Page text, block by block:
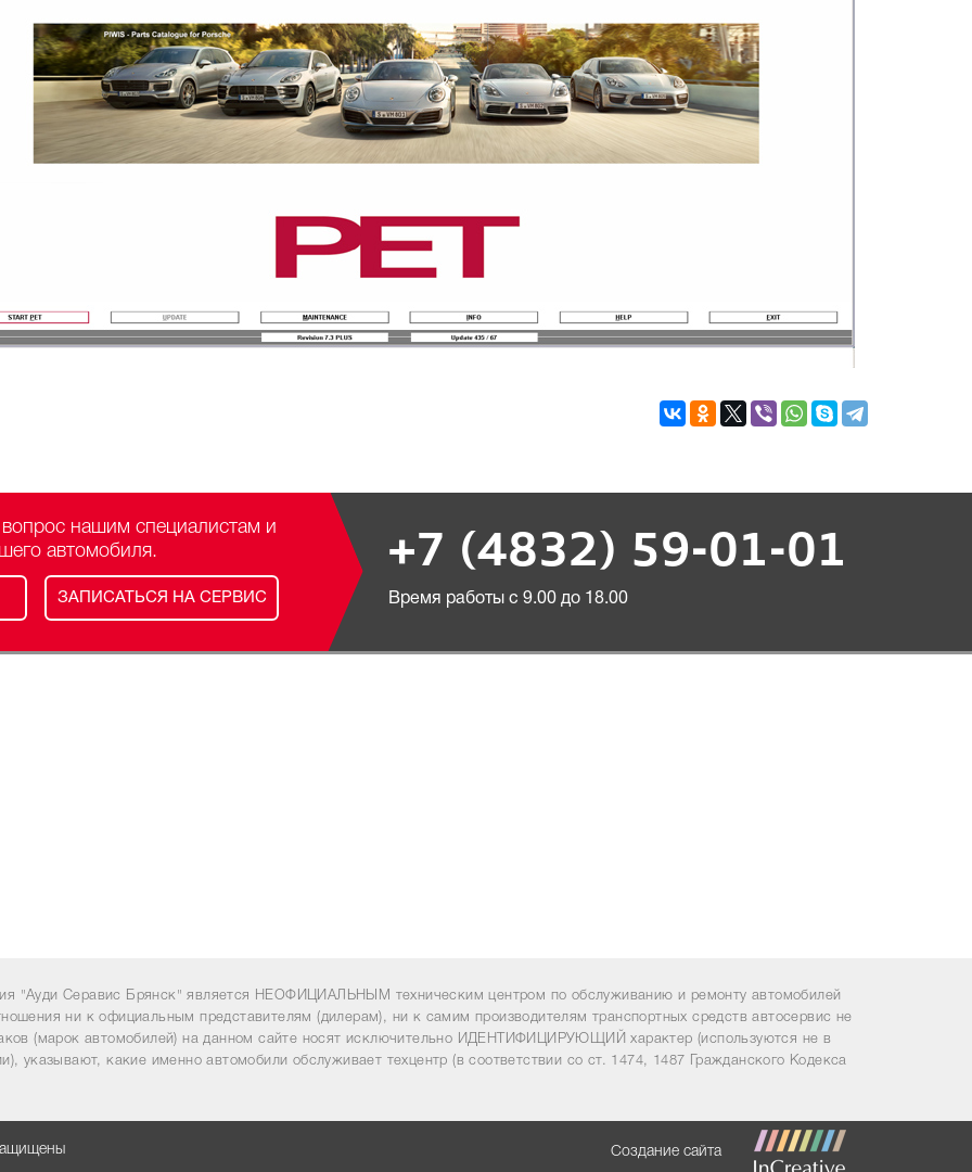
нашим специалистам и
автомобиля.
ЗАПИСАТЬСЯ НА СЕРВИС
+7 (4832) 59-01-01
Время работы с 9.00 до 18.00
"Ауди Серавис Брянск" является НЕОФИЦИАЛЬНЫМ техническим центром по обслуживанию и ремонту автомобилей
ни к официальным представителям (дилерам), ни к самим производителям транспортных средств автосервис не
(марок автомобилей) на данном сайте носят исключительно ИДЕНТИФИЦИРУЮЩИЙ характер (используются не в
указывают, какие именно автомобили обслуживает техцентр (в соответствии со ст. 1474, 1487 Гражданского Кодекса
Создание сайта